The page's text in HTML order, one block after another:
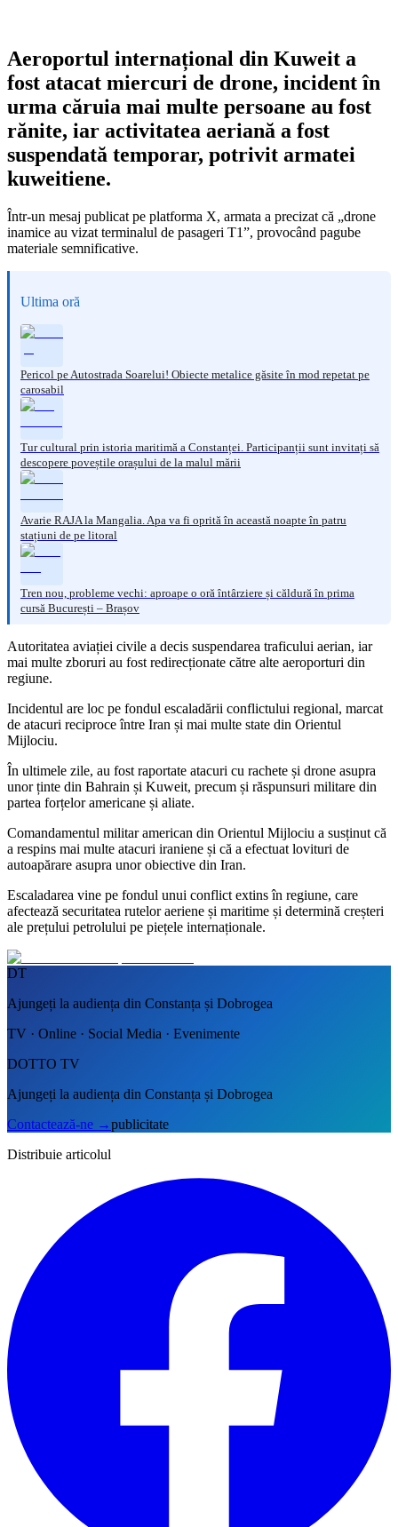
Aeroportul internațional din Kuweit a
fost atacat miercuri de drone, incident în
urma căruia mai multe persoane au fost
rănite, iar activitatea aeriană a fost
suspendată temporar, potrivit armatei
kuweitiene.
Într-un mesaj publicat pe platforma X, armata a precizat că „drone
inamice au vizat terminalul de pasageri T1”, provocând pagube
materiale semnificative.
Ultima oră
Pericol pe Autostrada Soarelui! Obiecte metalice găsite în mod repetat pe
carosabil
Tur cultural prin istoria maritimă a Constanței. Participanții sunt invitați să
descopere poveștile orașului de la malul mării
Avarie RAJA la Mangalia. Apa va fi oprită în această noapte în patru
stațiuni de pe litoral
Tren nou, probleme vechi: aproape o oră întârziere și căldură în prima
cursă București – Brașov
Autoritatea aviației civile a decis suspendarea traficului aerian, iar
mai multe zboruri au fost redirecționate către alte aeroporturi din
regiune.
Incidentul are loc pe fondul escaladării conflictului regional, marcat
de atacuri reciproce între Iran și mai multe state din Orientul
Mijlociu.
În ultimele zile, au fost raportate atacuri cu rachete și drone asupra
unor ținte din Bahrain și Kuweit, precum și răspunsuri militare din
partea forțelor americane și aliate.
Comandamentul militar american din Orientul Mijlociu a susținut că
a respins mai multe atacuri iraniene și că a efectuat lovituri de
autoapărare asupra unor obiective din Iran.
Escaladarea vine pe fondul unui conflict extins în regiune, care
afectează securitatea rutelor aeriene și maritime și determină creșteri
ale prețului petrolului pe piețele internaționale.
DT
Ajungeți la audiența din Constanța și Dobrogea
TV · Online · Social Media · Evenimente
DOTTO TV
Ajungeți la audiența din Constanța și Dobrogea
Contactează-ne →publicitate
Distribuie articolul